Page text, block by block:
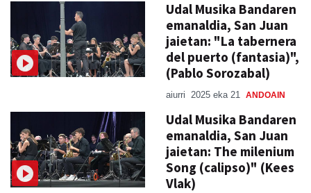
Udal Musika Bandaren
emanaldia, San Juan
jaietan: "La tabernera
del puerto (fantasia)",
(Pablo Sorozabal)
aiurri 2025 eka 21 ANDOAIN
Udal Musika Bandaren
emanaldia, San Juan
jaietan: The milenium
Song (calipso)" (Kees
Vlak)